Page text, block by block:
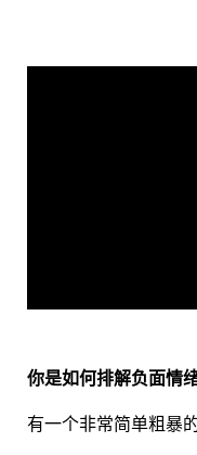
你是如何排解负面情
有一个非常简单粗暴